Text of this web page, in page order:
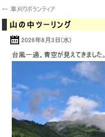
← 草刈りボランティア
山の中ツーリング
2026年6月3日(水)
台風一過、青空が見えてきました。